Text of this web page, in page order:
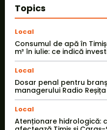
Topics
Local
Consumul de apă în
m³ în iulie: ce indică
Local
Dosar penal pentru
managerului Radio
Local
Atenționare hidrologică: